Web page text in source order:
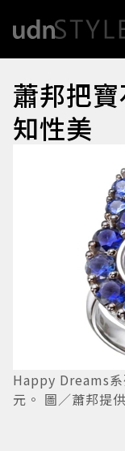
蕭邦把
知性美
Happy Dreams
元。 圖／蕭邦提供